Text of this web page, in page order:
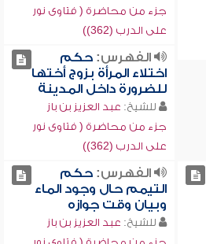
جزء من محاضرة ( فتاوى نور
على الدرب (362))
الفهرس:حكم
اختلاء المرأة بزوج أختها
للضرورة داخل المدينة
للشيخ: عبد العزيز بن باز
جزء من محاضرة ( فتاوى نور
على الدرب (362))
الفهرس:حكم
التيمم حال وجود الماء
وبيان وقت جوازه
للشيخ: عبد العزيز بن باز